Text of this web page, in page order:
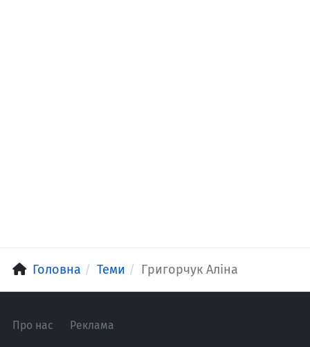
Головна Теми Григорчук Аліна
Про нас Реклама